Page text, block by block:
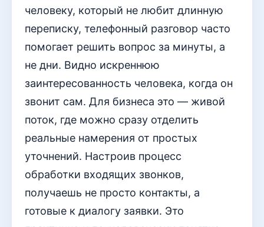
человеку, который не любит длинную
переписку, телефонный разговор часто
помогает решить вопрос за минуты, а
не дни. Видно искреннюю
заинтересованность человека, когда он
звонит сам. Для бизнеса это — живой
поток, где можно сразу отделить
реальные намерения от простых
уточнений. Настроив процесс
обработки входящих звонков,
получаешь не просто контакты, а
готовые к диалогу заявки. Это